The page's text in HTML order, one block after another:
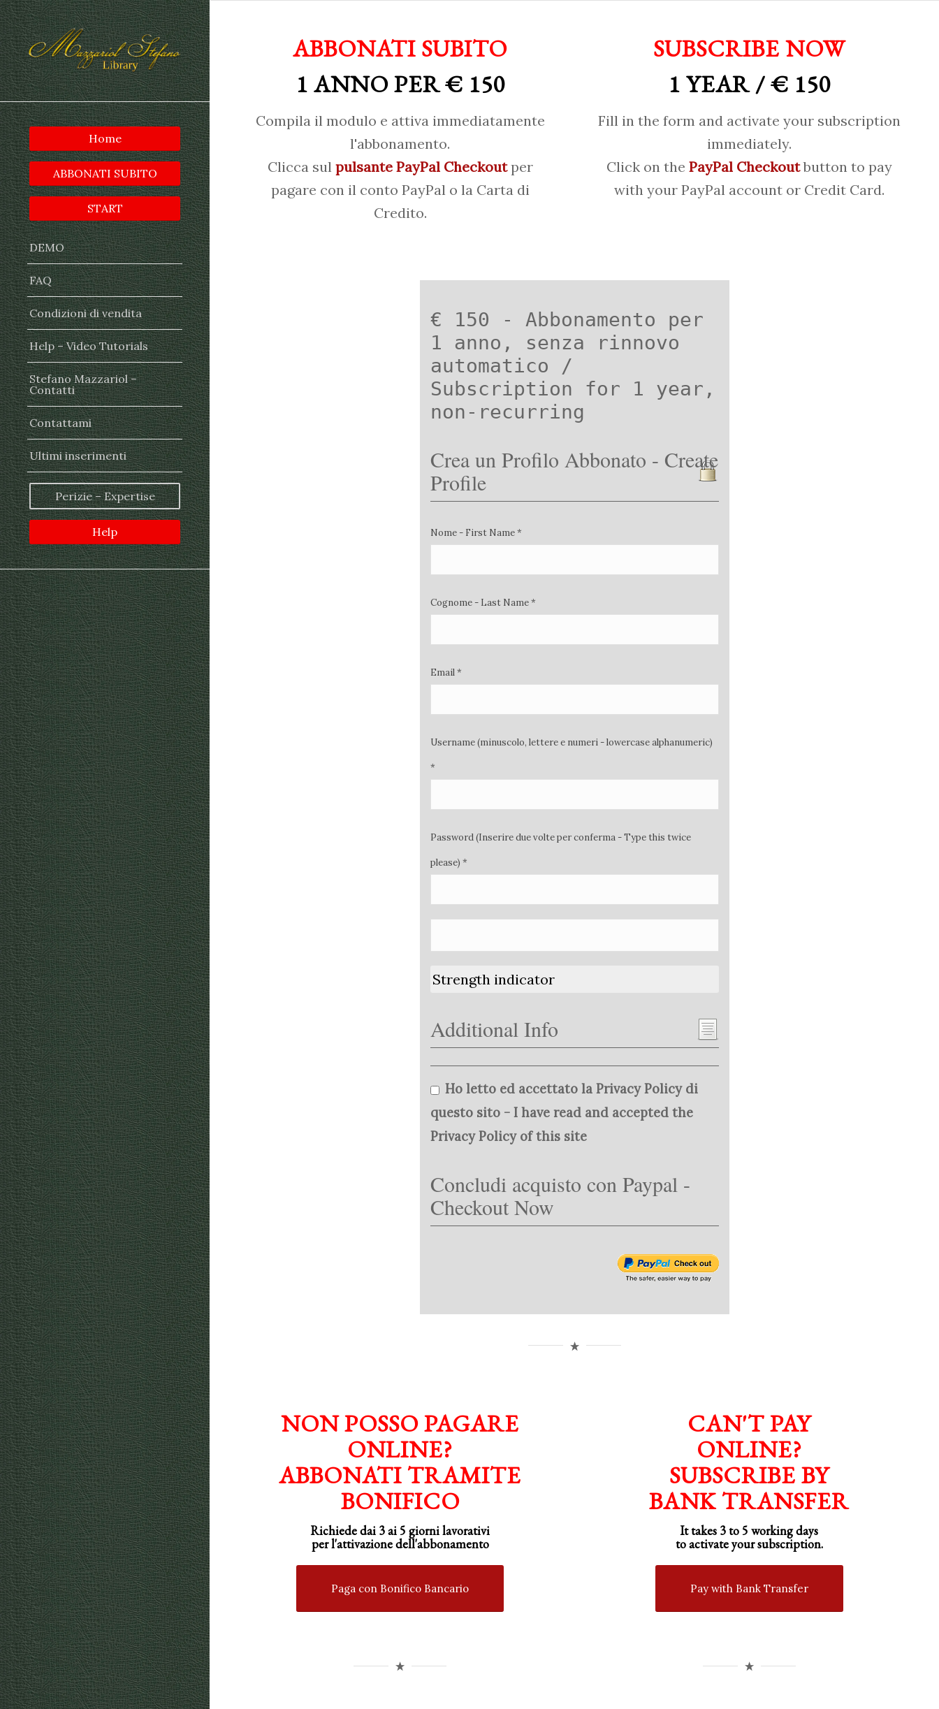
Home
ABBONATI SUBITO
START
DEMO
FAQ
Condizioni di vendita
Help – Video Tutorials
Stefano Mazzariol –
Contatti
Contattami
Ultimi inserimenti
Perizie – Expertise
Help
ABBONATI SUBITO
1 ANNO PER € 150
Compila il modulo e attiva immediatamente
l'abbonamento.
Clicca sul pulsante PayPal Checkoutper
pagare con il conto PayPal o la Carta di
Credito.
SUBSCRIBE NOW
1 YEAR / € 150
Fill in the form and activate your subscription
immediately.
Click on the PayPal Checkoutbutton to pay
with your PayPal account or Credit Card.
€ 150 - Abbonamento per
1 anno, senza rinnovo
automatico /
Subscription for 1 year,
non-recurring
Crea un Profilo Abbonato - Create
Profile
Nome - First Name *
Cognome - Last Name *
Email *
Username (minuscolo, lettere e numeri - lowercase alphanumeric)
*
Password (Inserire due volte per conferma - Type this twice
please) *
Strength indicator
Additional Info
Ho letto ed accettato la Privacy Policy di
questo sito - I have read and accepted the
Privacy Policy of this site
Concludi acquisto con Paypal -
Checkout Now
NON POSSO PAGARE
ONLINE?
ABBONATI TRAMITE
BONIFICO
Richiede dai 3 ai 5 giorni lavorativi
perl'attivazionedell'abbonamento
Paga con Bonifico Bancario
CAN'T PAY
ONLINE?
SUBSCRIBE BY
BANK TRANSFER
It takes 3 to 5 working days
to activate your subscription.
Pay with Bank Transfer